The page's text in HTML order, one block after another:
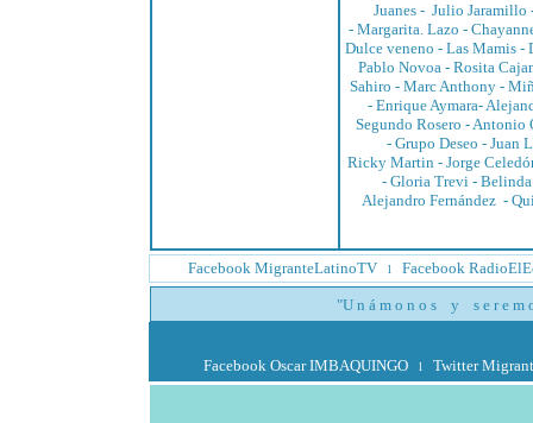
Juanes - Julio Jaramillo
- Margarita. Lazo -
Dulce veneno - Las Mamis-
Pablo Novoa - Rosita
Sahiro - Marc Anthony -
- Enrique Aymara-
Segundo Rosero -Antonio
- Grupo Deseo - Juan
Ricky Martin - Jorge
- Gloria Trevi- Belinda
Alejandro Fernández -
Facebook MigranteLatinoTV l Facebook
"U n á m o n o s y s e r e m
Facebook Oscar IMBAQUINGO l Twitter